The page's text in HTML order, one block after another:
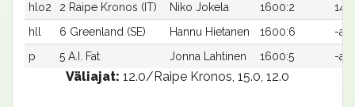
hlo2
2 Raipe Kronos (IT) Niko Jokela 1600:2
hll
6 Greenland (SE) Hannu Hietanen 1600:6
-a
p
5 A.I. Fat Jonna Lahtinen 1600:5 -a
Väliajat: 12.0/Raipe Kronos, 15.0, 12.0